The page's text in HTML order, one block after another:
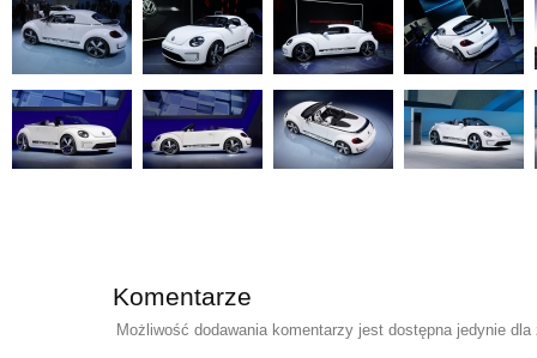
Komentarze
Możliwość dodawania komentarzy jest dostępna jedynie